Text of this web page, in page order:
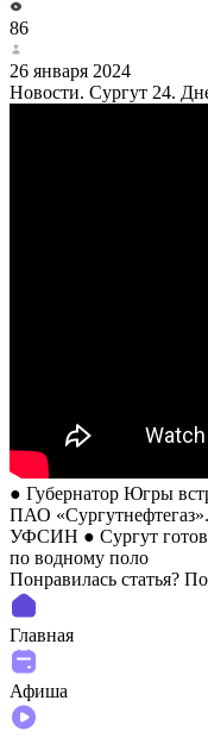
86
26 января 2024
Новости. Сургут 24.
● Губернатор Югры
ПАО
УФСИН ● Сургут
по водному поло
Понравилась статья?
Главная
Афиша